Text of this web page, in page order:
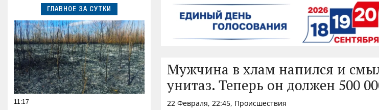
ГЛАВНОЕ ЗА СУТКИ
11:17
Мужчина в хлам напился и
унитаз. Теперь он должен 500
22 Февраля, 22:45, Происшествия